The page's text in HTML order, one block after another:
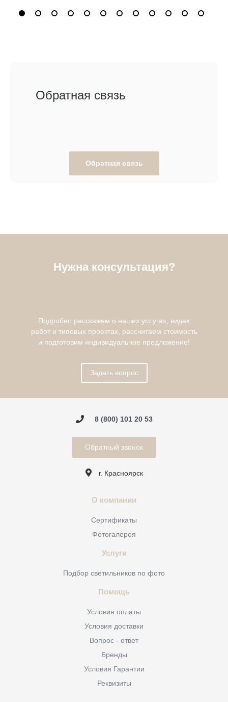
Обратная связь
Обратная связь
Нужна консультация?
Подробно расскажем о наших услугах, видах
работ и типовых проектах, рассчитаем стоимость
и подготовим индивидуальное предложение!
Задать вопрос
8 (800) 101 20 53
Обратный звонок
г. Красноярск
О компании
Сертификаты
Фотогалерея
Услуги
Подбор светильников по фото
Помощь
Условия оплаты
Условия доставки
Вопрос - ответ
Бренды
Условия Гарантии
Реквизиты